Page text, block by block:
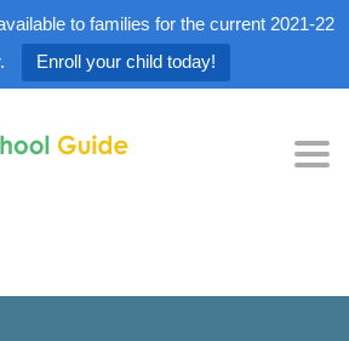
to families for the current 2021-22
Enroll your child today!